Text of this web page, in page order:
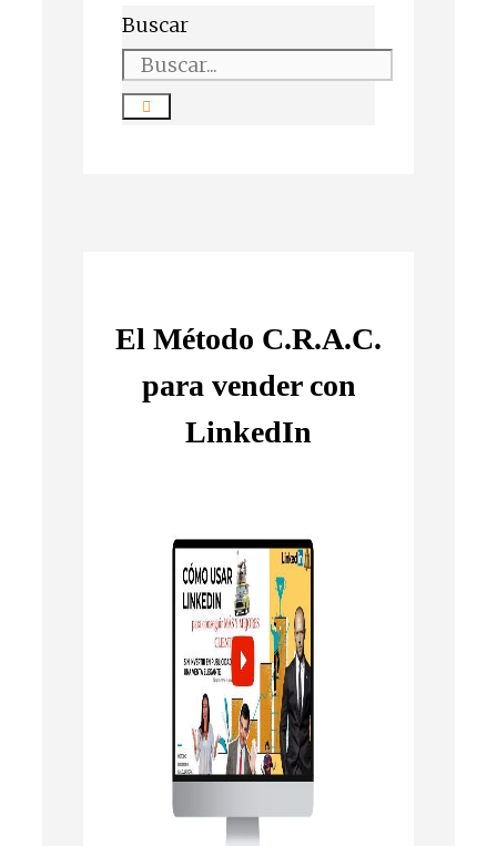
Buscar
El Método C.R.A.C.
para vender con
LinkedIn